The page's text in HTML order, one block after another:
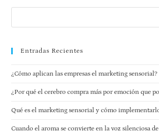
Entradas Recientes
¿Cómo aplican las empresas el marketing sensorial?
¿Por qué el cerebro compra más por emoción que
Qué es el marketing sensorial y cómo
Cuando el aroma se convierte en la voz silenciosa